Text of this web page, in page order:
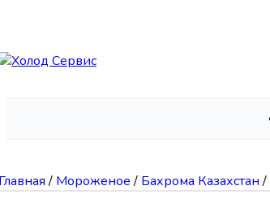
/ Мороженое/ Бахрома Казахстан/